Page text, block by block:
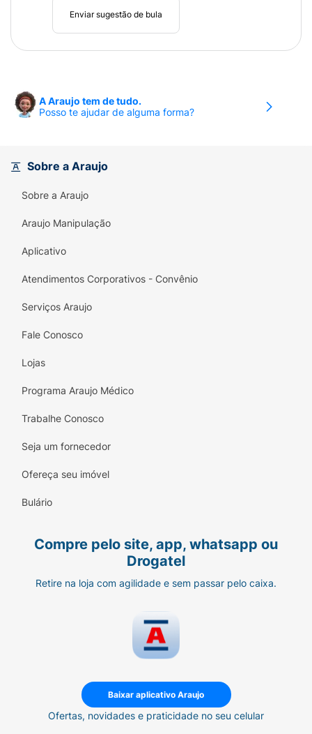
Enviar sugestão de bula
A Araujo tem de tudo.
Posso te ajudar de alguma forma?
Sobre a Araujo
Sobre a Araujo
Araujo Manipulação
Aplicativo
Atendimentos Corporativos - Convênio
Serviços Araujo
Fale Conosco
Lojas
Programa Araujo Médico
Trabalhe Conosco
Seja um fornecedor
Ofereça seu imóvel
Bulário
Compre pelo site, app, whatsapp ou
Drogatel
Retire na loja com agilidade e sem passar pelo caixa.
Baixar aplicativo Araujo
Ofertas, novidades e praticidade no seu celular